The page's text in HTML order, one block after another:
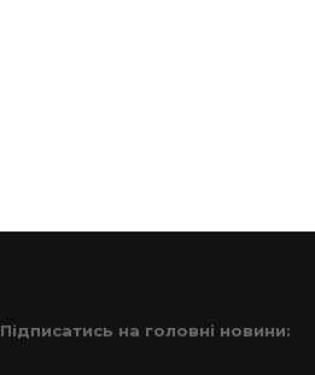
Підписатись на головні новини: